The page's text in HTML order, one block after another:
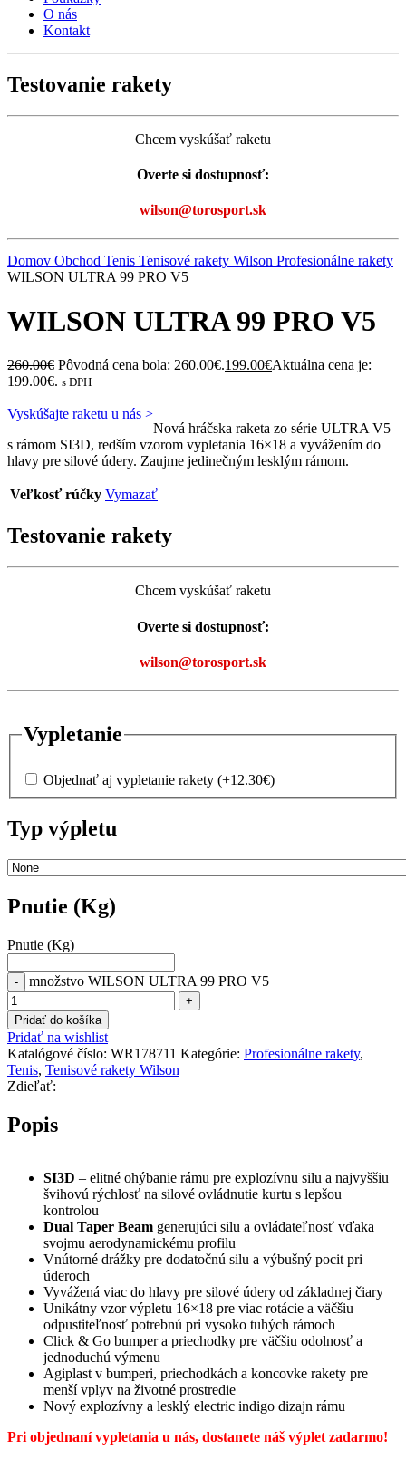
O nás
Kontakt
Testovanie rakety
Chcem vyskúšať raketu
Overte si dostupnosť:
wilson@torosport.sk
Domov Obchod Tenis Tenisové rakety Wilson Profesionálne rakety
WILSON ULTRA 99 PRO V5
WILSON ULTRA 99 PRO V5
260.00€ Pôvodná cena bola: 260.00€.199.00€Aktuálna cena je:
199.00€. s DPH
Vyskúšajte raketu u nás >
Nová hráčska raketa zo série ULTRA V5
s rámom SI3D, redším vzorom vypletania 16×18 a vyvážením do
hlavy pre silové údery. Zaujme jedinečným lesklým rámom.
Veľkosť rúčky Vymazať
Testovanie rakety
Chcem vyskúšať raketu
Overte si dostupnosť:
wilson@torosport.sk
Vypletanie
Objednať aj vypletanie rakety (+12.30€)
Typ výpletu
Pnutie (Kg)
Pnutie (Kg)
množstvo WILSON ULTRA 99 PRO V5
Pridať do košíka
Pridať na wishlist
Katalógové číslo: WR178711 Kategórie: Profesionálne rakety,
Tenis, Tenisové rakety Wilson
Zdieľať:
Popis
SI3D – elitné ohýbanie rámu pre explozívnu silu a najvyššiu
švihovú rýchlosť na silové ovládnutie kurtu s lepšou
kontrolou
Dual Taper Beam generujúci silu a ovládateľnosť vďaka
svojmu aerodynamickému profilu
Vnútorné drážky pre dodatočnú silu a výbušný pocit pri
úderoch
Vyvážená viac do hlavy pre silové údery od základnej čiary
Unikátny vzor výpletu 16×18 pre viac rotácie a väčšiu
odpustiteľnosť potrebnú pri vysoko tuhých rámoch
Click & Go bumper a priechodky pre väčšiu odolnosť a
jednoduchú výmenu
Agiplast v bumperi, priechodkách a koncovke rakety pre
menší vplyv na životné prostredie
Nový explozívny a lesklý electric indigo dizajn rámu
Pri objednaní vypletania u nás, dostanete náš výplet zadarmo!